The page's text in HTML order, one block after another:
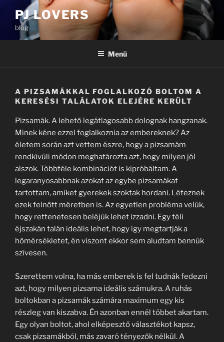
Tartalomhoz
PJ LOVERS
blog
Menü
A PIZSAMÁKKAL FOGLALKOZÓ BOLTOM A
KERESÉSI TALÁLATOK ELEJÉRE KERÜLT
Pizsamák. A lehető legátlagosabb dolognak hangzanak.
Minek kéne ezzel foglalkoznia az embereknek? Az
életem során azt vettem észre, hogy a pizsamám
rendkívüli módon meghatározta azt, hogy milyen jól
alszok. Többféle kombinációt is kipróbáltam. A
legaranyosabbnak azokat az egybe pizsamákat
tartottam, amiket gyerekek szoktak hordani. Léteznek
ezek felnőtt méretben is. Az egyetlen probléma velük,
hogy rettenetesen beléjük lehet izzadni. Egy téli
éjszakán talán ideális lehet, hogy így megtartják a
hőmérsékletet, én viszont ekkor sem aludtam bennük
szívesen.
Szerettem volna, ha más emberek is fel tudnák fedezni
azt, hogy milyen pizsama ideális számukra. A ruhás
boltokban a pizsamák számára maximum egy kis
részleg van kiszabva. Én azonban ennél többet akartam.
Egy olyan boltot, ahol elképesztő választékot kapsz,
csak pizsamákból, más zavaró tényezők nélkül. A